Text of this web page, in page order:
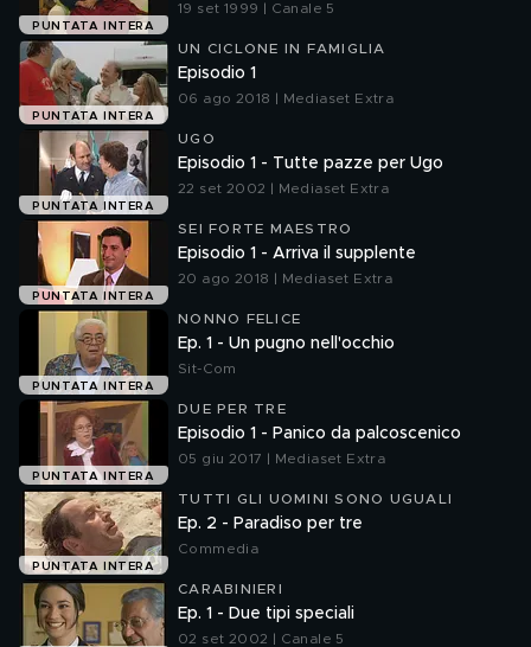
PUNTATA INTERA
19 set 1999 | Canale 5
PUNTATA INTERA
UN CICLONE IN FAMIGLIA
Episodio 1
06 ago 2018 | Mediaset Extra
PUNTATA INTERA
UGO
Episodio 1 - Tutte pazze per Ugo
22 set 2002 | Mediaset Extra
PUNTATA INTERA
SEI FORTE MAESTRO
Episodio 1 - Arriva il supplente
20 ago 2018 | Mediaset Extra
PUNTATA INTERA
NONNO FELICE
Ep. 1 - Un pugno nell'occhio
Sit-Com
PUNTATA INTERA
DUE PER TRE
Episodio 1 - Panico da palcoscenico
05 giu 2017 | Mediaset Extra
PUNTATA INTERA
TUTTI GLI UOMINI SONO UGUALI
Ep. 2 - Paradiso per tre
Commedia
CARABINIERI
Ep. 1 - Due tipi speciali
02 set 2002 | Canale 5